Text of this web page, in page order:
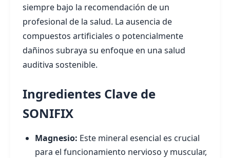
siempre bajo la recomendación de un
profesional de la salud. La ausencia de
compuestos artificiales o potencialmente
dañinos subraya su enfoque en una salud
auditiva sostenible.
Ingredientes Clave de
SONIFIX
Magnesio: Este mineral esencial es crucial
para el funcionamiento nervioso y muscular,